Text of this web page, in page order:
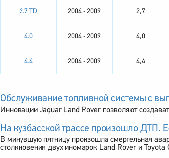
2.7 TD 2004 - 2009 2,7
4.0 2004 - 2009 4,0
4.4 2004 - 2009 4,4
Обслуживание топливной системы с
Инновации Jaguar Land Rover позволяют
На кузбасской трассе произошло ДТП.
В минувшую пятницу произошла смертельная
столкновения двух иномарок Land Rover и Toyota